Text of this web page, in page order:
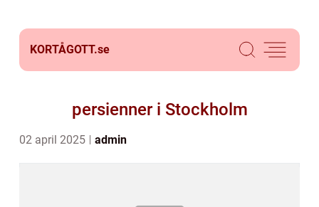
KORTÅGOTT.se
persienner i Stockholm
02 april 2025 admin